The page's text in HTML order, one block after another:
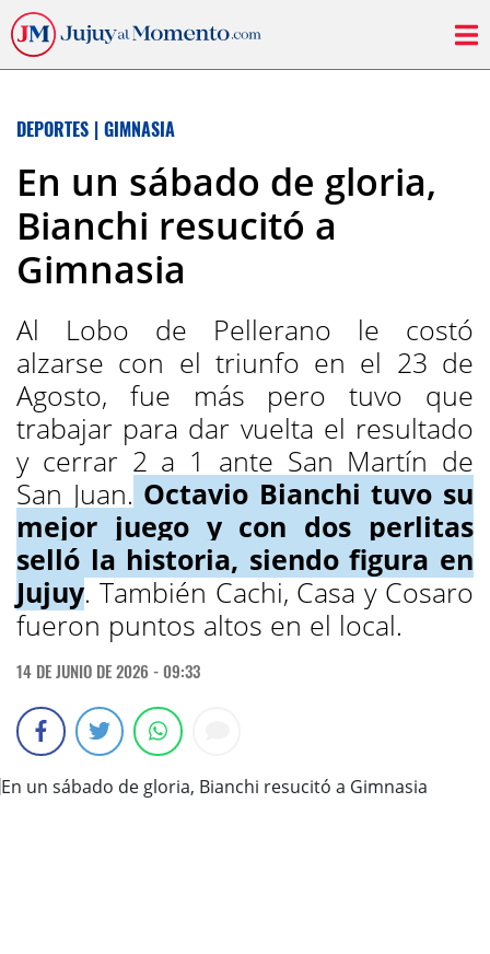
DEPORTES | GIMNASIA
En un sábado de gloria,
Bianchi resucitó a
Gimnasia
Al Lobo de Pellerano le costó
alzarse con el triunfo en el 23 de
Agosto, fue más pero tuvo que
trabajar para dar vuelta el resultado
y cerrar 2 a 1 ante San Martín de
San Juan. Octavio Bianchi tuvo su
mejor juego y con dos perlitas
selló la historia, siendo figura en
Jujuy. También Cachi, Casa y Cosaro
fueron puntos altos en el local.
14 DE JUNIO DE 2026 - 09:33